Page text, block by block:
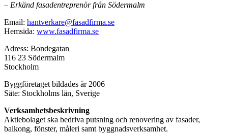
– Erkänd fasadentreprenör från Södermalm
Email: hantverkare@fasadfirma.se
Hemsida: www.fasadfirma.se
Adress: Bondegatan
116 23 Södermalm
Stockholm
Byggföretaget bildades år 2006
Säte: Stockholms län, Sverige
Verksamhetsbeskrivning
Aktiebolaget ska bedriva putsning och renovering av fasader,
balkong, fönster, måleri samt byggnadsverksamhet.